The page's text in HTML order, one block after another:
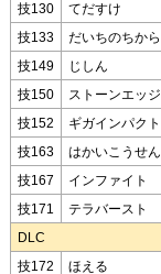
技130 てだすけ
技133 だいちのちから
技149 じしん
技150 ストーンエッジ
技152 ギガインパクト
技163 はかいこうせん
技167 インファイト
技171 テラバースト
DLC
技172 ほえる